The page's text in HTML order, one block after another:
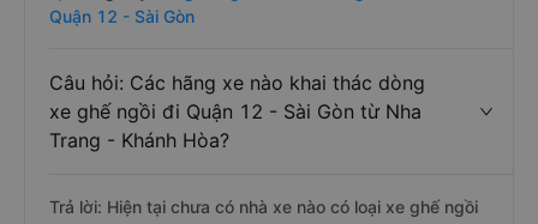
Quận 12 - Sài Gòn
Câu hỏi: Các hãng xe nào khai thác dòng
xe ghế ngồi đi Quận 12 - Sài Gòn từ Nha
Trang - Khánh Hòa?
Trả lời: Hiện tại chưa có nhà xe nào có loại xe ghế ngồi